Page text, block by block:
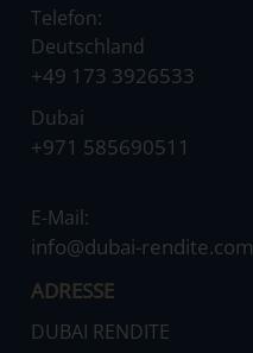
Telefon:
Deutschland
‌+49 173 3926533
Dubai
‌+971 585690511
E-Mail:
‌info@dubai-rendite.com
ADRESSE
DUBAI RENDITE